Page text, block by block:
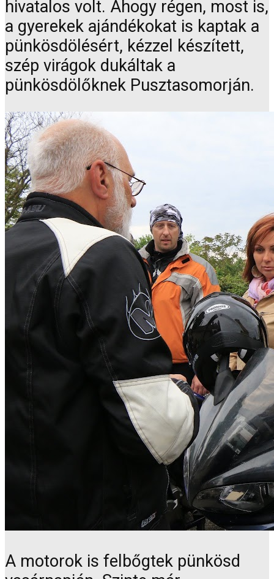
hivatalos volt. Ahogy régen, most is,
a gyerekek ajándékokat is kaptak a
pünkösdölésért, kézzel készített,
szép virágok dukáltak a
pünkösdölőknek Pusztasomorján.
A motorok is felbőgtek pünkösd